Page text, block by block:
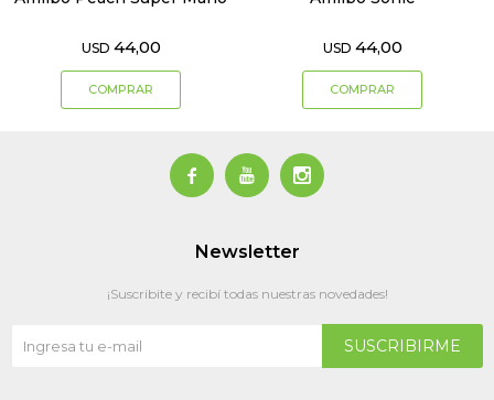
USD 44,00 USD 44,00
  
Newsletter
¡Suscribite y recibí todas nuestras novedades!
SUSCRIBIRME